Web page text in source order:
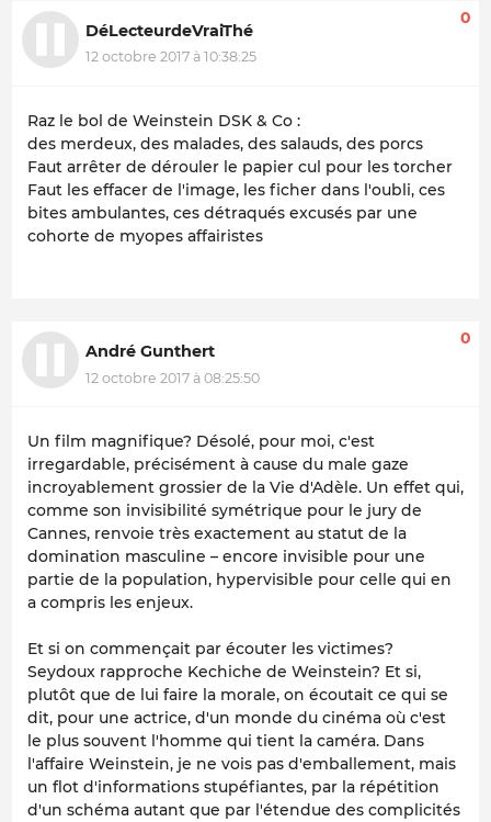
DéLecteurdeVraiThé
12 octobre 2017 à 10:38:25
0
Raz le bol de Weinstein DSK & Co :
des merdeux, des malades, des salauds, des porcs
Faut arrêter de dérouler le papier cul pour les torcher
Faut les effacer de l'image, les ficher dans l'oubli, ces
bites ambulantes, ces détraqués excusés par une
cohorte de myopes affairistes
André Gunthert
12 octobre 2017 à 08:25:50
0
Un film magnifique? Désolé, pour moi, c'est
irregardable, précisément à cause du male gaze
incroyablement grossier de la Vie d'Adèle. Un effet qui,
comme son invisibilité symétrique pour le jury de
Cannes, renvoie très exactement au statut de la
domination masculine – encore invisible pour une
partie de la population, hypervisible pour celle qui en
a compris les enjeux.
Et si on commençait par écouter les victimes?
Seydoux rapproche Kechiche de Weinstein? Et si,
plutôt que de lui faire la morale, on écoutait ce qui se
dit, pour une actrice, d'un monde du cinéma où c'est
le plus souvent l'homme qui tient la caméra. Dans
l'affaire Weinstein, je ne vois pas d'emballement, mais
un flot d'informations stupéfiantes, par la répétition
d'un schéma autant que par l'étendue des complicités